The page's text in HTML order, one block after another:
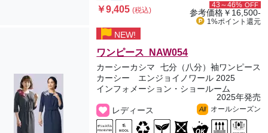
￥9,405(税込)
43～46% OFF
参考価格￥16,500-
1%ポイント 還元
NEW!
ワンピース NAW054
カーシーカシマ
七分（八分）袖ワンピース
カーシー エンジョイノワール 2025
インフォメーション・ショールーム
2025年発売
レディース
All オールシーズン